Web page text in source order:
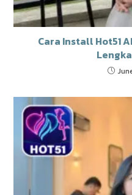
Cara Install Hot51